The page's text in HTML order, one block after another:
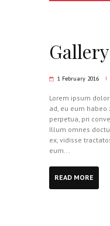
1 February 2016
Lorem ipsum
ad, eu eum
perpetua, pri
Illum omnes
ex, vidisse
eum...
READ MORE